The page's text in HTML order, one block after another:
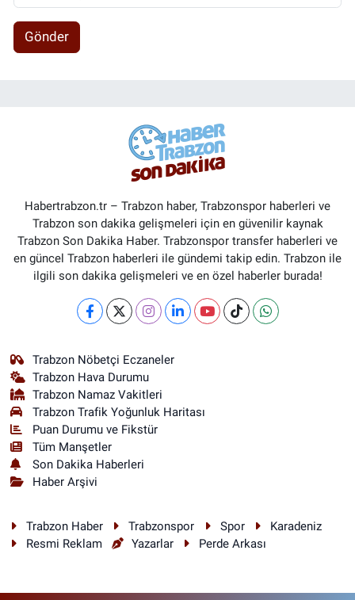
Gönder
Habertrabzon.tr – Trabzon haber, Trabzonspor haberleri ve
Trabzon son dakika gelişmeleri için en güvenilir kaynak
Trabzon Son Dakika Haber. Trabzonspor transfer haberleri ve
en güncel Trabzon haberleri ile gündemi takip edin. Trabzon ile
ilgili son dakika gelişmeleri ve en özel haberler burada!
Trabzon Nöbetçi Eczaneler
Trabzon Hava Durumu
Trabzon Namaz Vakitleri
Trabzon Trafik Yoğunluk Haritası
Puan Durumu ve Fikstür
Tüm Manşetler
Son Dakika Haberleri
Haber Arşivi
Trabzon Haber Trabzonspor Spor
Karadeniz
Resmi Reklam
Yazarlar Perde Arkası